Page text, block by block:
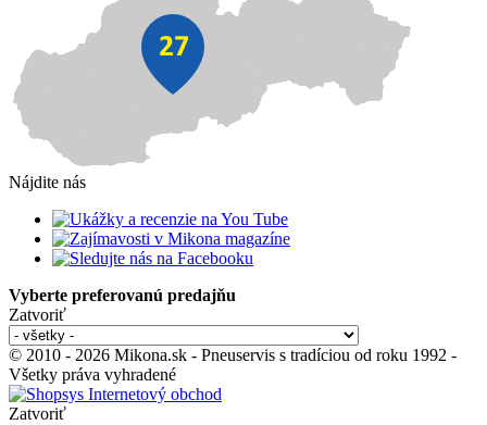
Nájdite nás
Vyberte preferovanú predajňu
Zatvoriť
© 2010 - 2026 Mikona.sk - Pneuservis s tradíciou od roku 1992 -
Všetky práva vyhradené
Zatvoriť